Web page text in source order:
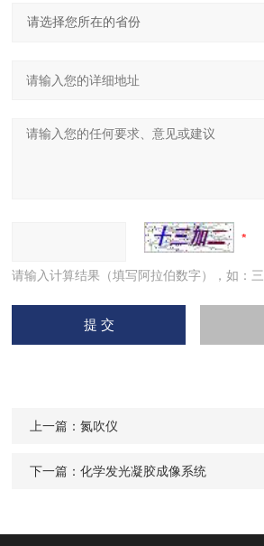
请输入计算结果（填写阿拉伯数字），如：
上一篇：氮吹仪
下一篇：化学发光凝胶成像系统